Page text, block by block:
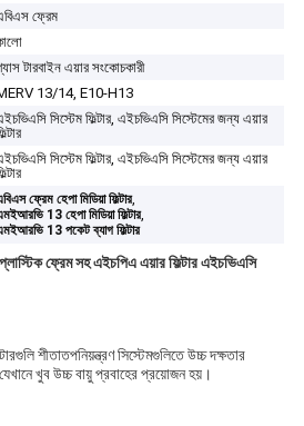
ফ্রেম
টারবাইন এয়ার সংকোচকারী
13/14, E10-H13
সিস্টেম ফিল্টার, এইচভিএসি সিস্টেমের জন্য এয়ার
সিস্টেম ফিল্টার, এইচভিএসি সিস্টেমের জন্য এয়ার
ফ্রেম হেপা মিডিয়া ফিল্টার,
13 হেপা মিডিয়া ফিল্টার,
13 পকেট ব্যাগ ফিল্টার
ফ্রেম সহ এইচপিএ এয়ার ফিল্টার এইচভিএসি
শীতাতপনিয়ন্ত্রণ সিস্টেমগুলিতে উচ্চ দক্ষতার
খুব উচ্চ বায়ু প্রবাহের প্রয়োজন হয়।